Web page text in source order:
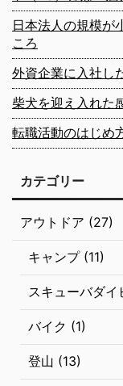
日本法人の規模が
ころ
外資企業に入社し
柴犬を迎え入れた
転職活動のはじめ
カテゴリー
アウトドア (27)
キャンプ (11)
スキューバダイ
バイク (1)
登山 (13)